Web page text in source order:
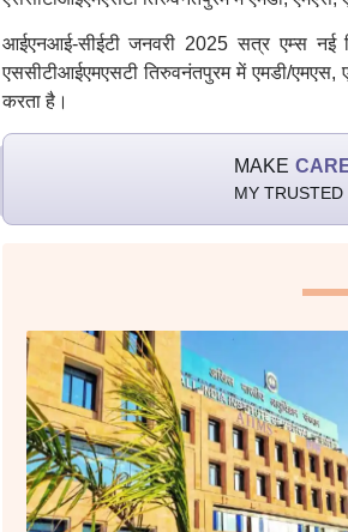
आईएनआई-सीईटी जनवरी 2025 सत्र एम्स नई
एससीटीआईएमएसटी तिरुवनंतपुरम में एमडी/एमएस,
करता है।
MAKE
MY TRUSTED